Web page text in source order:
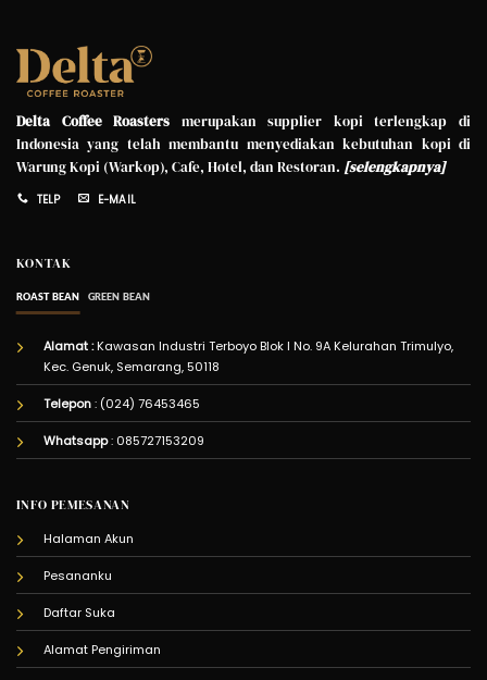
Delta Coffee Roasters merupakan supplier kopi terlengkap di
Indonesia yang telah membantu menyediakan kebutuhan kopi di
Warung Kopi (Warkop), Cafe, Hotel, dan Restoran. [selengkapnya]
TELP E-MAIL
KONTAK
ROAST BEAN GREEN BEAN
Alamat :Kawasan Industri Terboyo Blok I No. 9A Kelurahan Trimulyo,
Kec. Genuk, Semarang, 50118
Telepon: (024) 76453465
Whatsapp: 085727153209
INFO PEMESANAN
Halaman Akun
Pesananku
Daftar Suka
Alamat Pengiriman